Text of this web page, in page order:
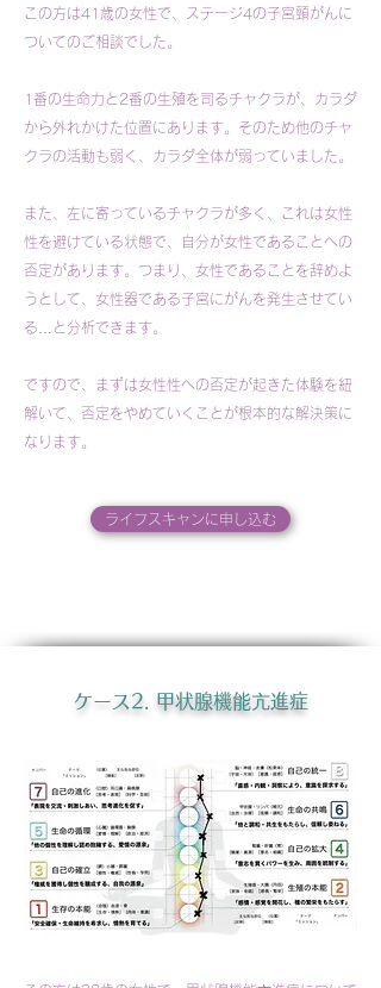
この方は41歳の女性で、ステージ4の子宮頸がんに
ついてのご相談でした。
1番の生命力と2番の生殖を司るチャクラが、カラダ
から外れかけた位置にあります。そのため他のチャ
クラの活動も弱く、カラダ全体が弱っていました。
また、左に寄っているチャクラが多く、これは女性
性を避けている状態で、自分が女性であることへの
否定があります。つまり、女性であることを辞めよ
うとして、女性器である子宮にがんを発生させてい
る…と分析できます。
ですので、まずは女性性への否定が起きた体験を紐
解いて、否定をやめていくことが根本的な解決策に
なります。
ライフスキャンに申し込む
ケース2. 甲状腺機能亢進症